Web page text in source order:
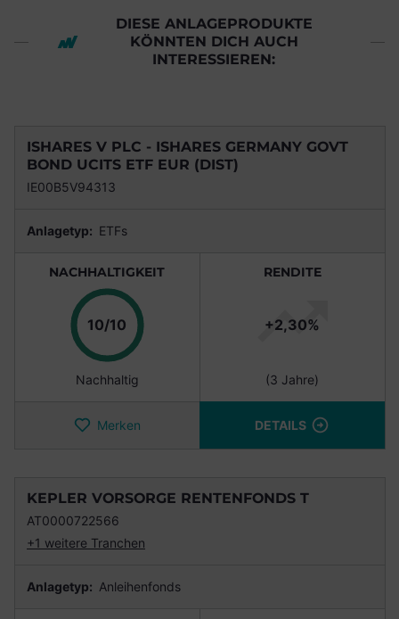
DIESE ANLAGEPRODUKTE
KÖNNTEN DICH AUCH
INTERESSIEREN:
ISHARES V PLC - ISHARES GERMANY GOVT
BOND UCITS ETF EUR (DIST)
IE00B5V94313
Anlagetyp: ETFs
NACHHALTIGKEIT
10/10 Punkte
Nachhaltig
RENDITE
+2,30%
(3 Jahre)
Merken DETAILS
KEPLER VORSORGE RENTENFONDS T
AT0000722566
+1 weitere Tranchen
Anlagetyp: Anleihenfonds